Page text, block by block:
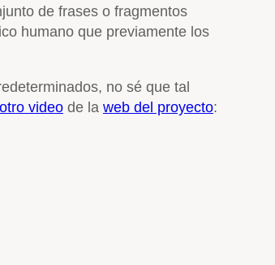
de frases o fragmentos
humano que previamente los
no sé que tal
video de la web del proyecto: